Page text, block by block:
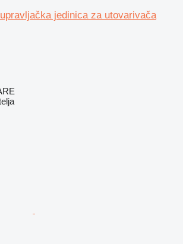
jedinica za utovarivača